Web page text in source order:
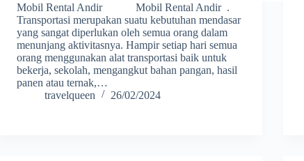
Mobil Rental Andir Mobil Rental Andir .
Transportasi merupakan suatu kebutuhan mendasar
yang sangat diperlukan oleh semua orang dalam
menunjang aktivitasnya. Hampir setiap hari semua
orang menggunakan alat transportasi baik untuk
bekerja, sekolah, mengangkut bahan pangan, hasil
panen atau ternak,…
travelqueen
26/02/2024